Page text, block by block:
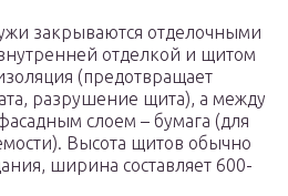
закрываются отделочными
отделкой и щитом
(предотвращает
разрушение щита), а между
слоем – бумага (для
Высота щитов обычно
ширина составляет 600-